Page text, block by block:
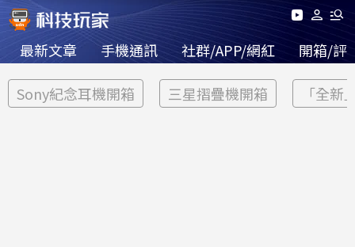
最新文章 手機通訊 社群/APP/網紅 開箱/評
Sony紀念耳機開箱 三星摺疊機開箱 「全新